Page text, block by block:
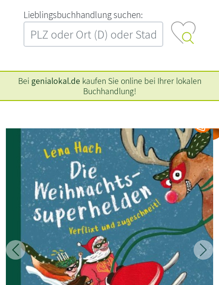
L‍i‍e‍b‍l‍i‍n‍g‍s‍b‍u‍c‍h‍h‍a‍n‍d‍l‍u‍n‍g‍ ‍s‍u‍c‍h‍e‍n‍:‍
Bei genialokal.de kaufen Sie online bei Ihrer lokalen
Buchhandlung!
Zurück